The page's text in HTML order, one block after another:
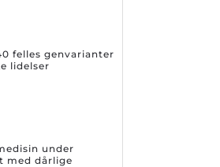
felles genvarianter
lidelser
under
med dårlige